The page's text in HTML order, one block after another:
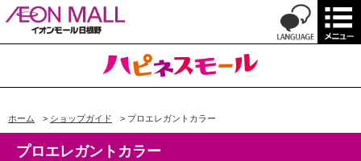
ホーム > ショップガイド > プロエレガントカラー
プロエレガントカラー